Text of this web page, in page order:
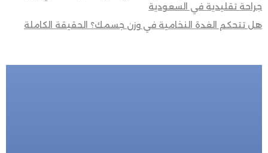
جراحة تقليدية في السعودية
هل تتحكم الغدة النخامية في وزن جسمك؟ الحقيقة الكاملة